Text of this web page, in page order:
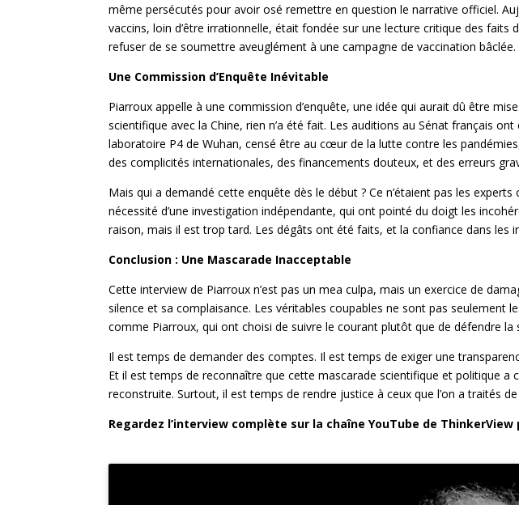
même persécutés pour avoir osé remettre en question le narrative officiel.
vaccins, loin d’être irrationnelle, était fondée sur une lecture critique des
refuser de se soumettre aveuglément à une campagne de vaccination bâclée.
Une Commission d’Enquête Inévitable
Piarroux appelle à une commission d’enquête, une idée qui aurait dû être
scientifique avec la Chine, rien n’a été fait. Les auditions au Sénat français
laboratoire P4 de Wuhan, censé être au cœur de la lutte contre les
des complicités internationales, des financements douteux, et des erreurs
Mais qui a demandé cette enquête dès le début ? Ce n’étaient pas les
nécessité d’une investigation indépendante, qui ont pointé du doigt les
raison, mais il est trop tard. Les dégâts ont été faits, et la confiance dans
Conclusion : Une Mascarade Inacceptable
Cette interview de Piarroux n’est pas un mea culpa, mais un exercice de
silence et sa complaisance. Les véritables coupables ne sont pas
comme Piarroux, qui ont choisi de suivre le courant plutôt que de défendre la
Il est temps de demander des comptes. Il est temps de exiger une
Et il est temps de reconnaître que cette mascarade scientifique et politique
reconstruite. Surtout, il est temps de rendre justice à ceux que l’on a traités
Regardez l’interview complète sur la chaîne YouTube de